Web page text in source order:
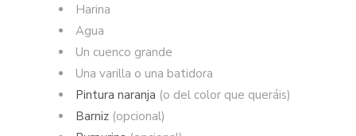
Harina
Agua
Un cuenco grande
Una varilla o una batidora
Pintura naranja (o del color que queráis)
Barniz (opcional)